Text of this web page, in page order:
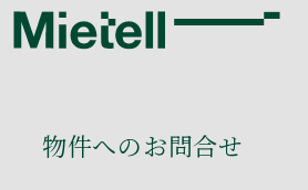
物件へのお問合せ